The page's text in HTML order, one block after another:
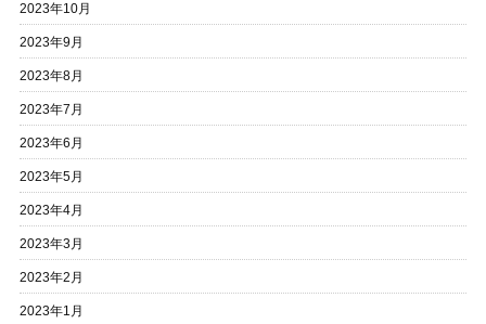
2023年10月
2023年9月
2023年8月
2023年7月
2023年6月
2023年5月
2023年4月
2023年3月
2023年2月
2023年1月